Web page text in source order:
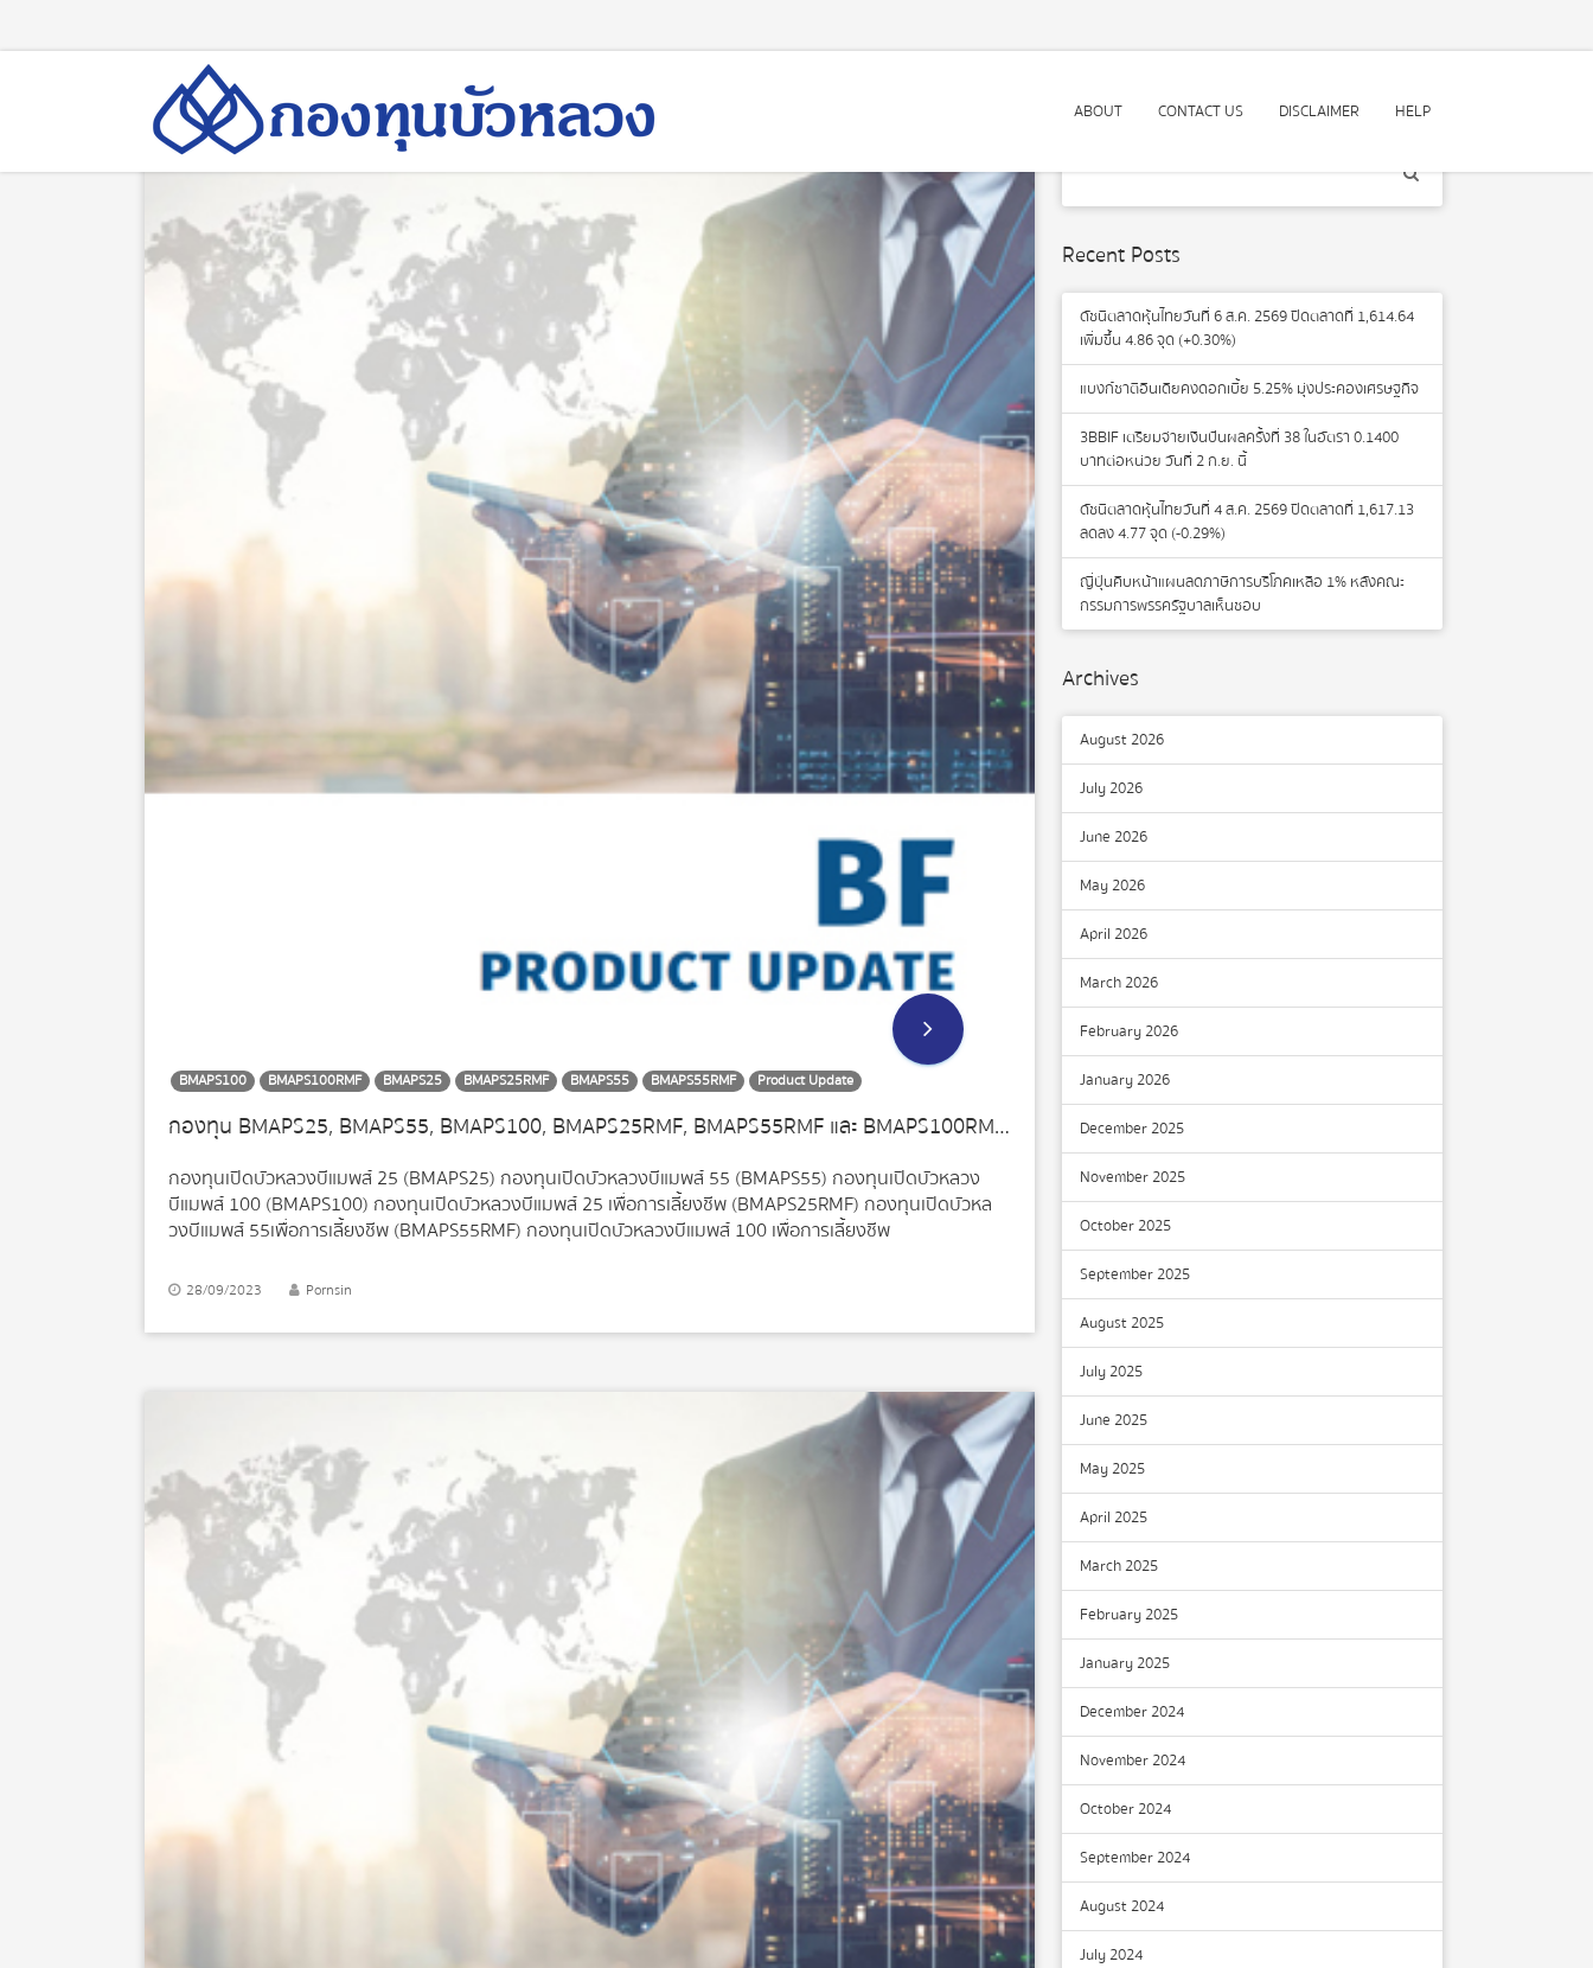
ABOUT CONTACT US DISCLAIMER HELP
BMAPS100 BMAPS100RMF BMAPS25 BMAPS25RMF BMAPS55 BMAPS55RMF Product Update
กองทุน BMAPS25, BMAPS55, BMAPS100, BMAPS25RMF, BMAPS55RMF และ BMAPS100RMF Q3/2023
กองทุนเปิดบัวหลวงบีแมพส์ 25 (BMAPS25) กองทุนเปิดบัวหลวงบีแมพส์ 55 (BMAPS55) กองทุนเปิดบัวหลวง
บีแมพส์ 100 (BMAPS100) กองทุนเปิดบัวหลวงบีแมพส์ 25 เพื่อการเลี้ยงชีพ (BMAPS25RMF) กองทุนเปิดบัวหล
วงบีแมพส์ 55เพื่อการเลี้ยงชีพ (BMAPS55RMF) กองทุนเปิดบัวหลวงบีแมพส์ 100 เพื่อการเลี้ยงชีพ
ภาวะถดถอย แต่คาดว่าจะเป็นการถดถอยในลักษณะ Soft Landing ตลาดหุ้นสหรัฐฯ ถึงแม้จะมีปัจจัยบวกจากตัวเลข
การเงินปรับตัวลดลง รวมถึงภาคธนาคารเพิ่มความเข้มงวดในการปล่อยเงินกู้ นอกจากนี้ ตลาดยังมี Valuation ที่
เข้าลงทุน ตลาดหุ้นยุโรป มีปัจจัยกดดันที่ลดลงหลังจากที่ราคาพลังงานเริ่มอ่อนตัว ส่งผลให้เศรษฐกิจสามารถหลีก
เลี่ยงภาวะหดตัวได้ในปีที่ผ่านมา ตลาดยังคงมีปัจจัยกดดันจากอุปสงค์โดยรวมของโลกโดยเฉพาะจากจีนมีการขยาย
ตัวในระดับที่จำกัด รวมไปถึงทิศทางอัตราดอกเบี้ยขาขึ้นต่อเนื่อง ส่วนตลาดหุ้นจีน ถึงแม้จะมี Valuation อยู่ในระดับ
ต่ำ แต่แนวโน้มการฟื้นตัวทางเศรษฐกิจยังคงชะลอตัวและขาดปัจจัยกระตุ้นเศรษฐกิจที่ชัดเจน อนึ่ง นโยบายกระตุ้น
ความเชื่อมั่นนักลงทุนในตลาดทุนอาจะช่วยรักษา Sentiment […]
28/09/2023 Pornsin
Recent Posts
ดัชนีตลาดหุ้นไทยวันที่ 6 ส.ค. 2569 ปิดตลาดที่ 1,614.64
เพิ่มขึ้น 4.86 จุด (+0.30%)
แบงก์ชาติอินเดียคงดอกเบี้ย 5.25% มุ่งประคองเศรษฐกิจ
3BBIF เตรียมจ่ายเงินปันผลครั้งที่ 38 ในอัตรา 0.1400
บาทต่อหน่วย วันที่ 2 ก.ย. นี้
ดัชนีตลาดหุ้นไทยวันที่ 4 ส.ค. 2569 ปิดตลาดที่ 1,617.13
ลดลง 4.77 จุด (-0.29%)
ญี่ปุ่นคืบหน้าแผนลดภาษีการบริโภคเหลือ 1% หลังคณะ
กรรมการพรรครัฐบาลเห็นชอบ
Archives
August 2026
July 2026
June 2026
May 2026
April 2026
March 2026
February 2026
January 2026
December 2025
November 2025
October 2025
September 2025
August 2025
July 2025
June 2025
May 2025
April 2025
March 2025
February 2025
January 2025
December 2024
November 2024
October 2024
September 2024
August 2024
July 2024